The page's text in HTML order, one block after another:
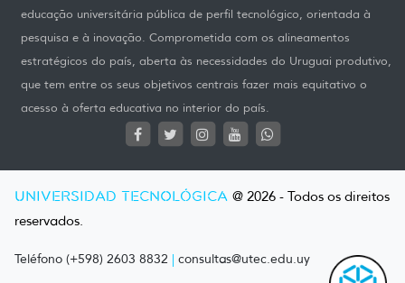
educação universitária pública de perfil tecnológico, orientada à
pesquisa e à inovação. Comprometida com os alineamentos
estratégicos do país, aberta às necessidades do Uruguai produtivo,
que tem entre os seus objetivos centrais fazer mais equitativo o
acesso à oferta educativa no interior do país.
UNIVERSIDAD TECNOLÓGICA @ 2026 - Todos os direitos
reservados.
Teléfono (+598) 2603 8832 | consultas@utec.edu.uy